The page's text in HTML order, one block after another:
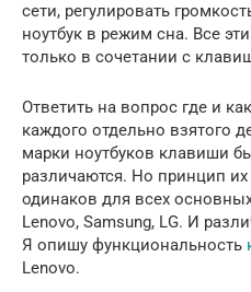
сети, регулировать
ноутбук в режим сна. Все
только в сочетании с
Ответить на вопрос где и
каждого отдельно взятого
марки ноутбуков клавиши
различаются. Но принцип
одинаков для всех
Lenovo, Samsung, LG. И
Я опишу функциональность
Lenovo.